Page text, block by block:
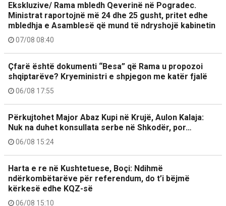
Ekskluzive/ Rama mbledh Qeverinë në Pogradec.
Ministrat raportojnë më 24 dhe 25 gusht, pritet edhe
mbledhja e Asamblesë që mund të ndryshojë kabinetin
07/08 08:40
Çfarë është dokumenti “Besa” që Rama u propozoi
shqiptarëve? Kryeministri e shpjegon me katër fjalë
06/08 17:55
Përkujtohet Major Abaz Kupi në Krujë, Aulon Kalaja:
Nuk na duhet konsullata serbe në Shkodër, por…
06/08 15:24
Harta e re në Kushtetuese, Boçi: Ndihmë
ndërkombëtarëve për referendum, do t’i bëjmë
kërkesë edhe KQZ-së
06/08 15:10